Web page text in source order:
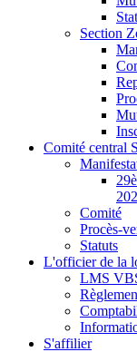
Section
Comité central
Comité
Procès-
Statuts
L'officier de la
LMS
S'affilier